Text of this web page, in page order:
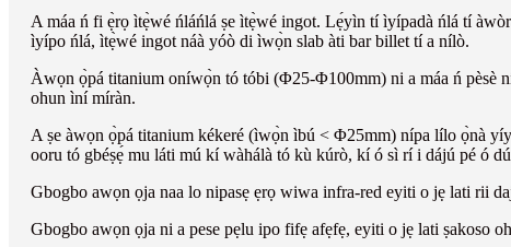
A máa ń fi ẹ̀rọ ìtẹ̀wé ńláńlá ṣe ìtẹ̀wé ingot. Lẹ́yìn tí ìyípadà ńlá tí
ìyípo ńlá, ìtẹ̀wé ingot náà yóò di ìwọ̀n slab àti bar billet tí a nílò.
Àwọn ọ̀pá titanium oníwọ̀n tó tóbi (Φ25-Φ100mm) ni a máa ń pèsè
ohun ìní míràn.
A ṣe àwọn ọ̀pá titanium kékeré (ìwọ̀n ìbú < Φ25mm) nípa lílo ọ̀nà
ooru tó gbéṣẹ́ mu láti mú kí wàhálà tó kù kúrò, kí ó sì rí i dájú pé ó
Gbogbo awọn ọja naa lo nipasẹ ẹrọ wiwa infra-red eyiti o jẹ lati rii
Gbogbo awọn ọja ni a pese pẹlu ipo fifẹ afẹfẹ, eyiti o jẹ lati ṣakoso